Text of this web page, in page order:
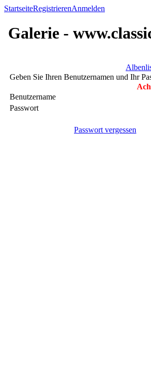
StartseiteRegistrierenAnmelden
Galerie -
Geben Sie Ihren Benutzernamen und Ihr
Benutzername
Passwort
Passwort vergessen